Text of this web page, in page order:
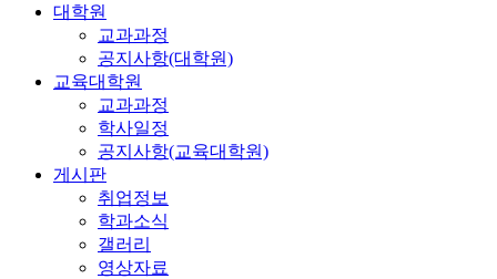
대학원
교과과정
공지사항(대학원)
교육대학원
교과과정
학사일정
공지사항(교육대학원)
게시판
취업정보
학과소식
갤러리
영상자료